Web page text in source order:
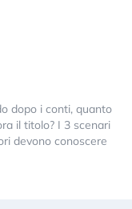
dopo i conti, quanto
il titolo? I 3 scenari
devono conoscere